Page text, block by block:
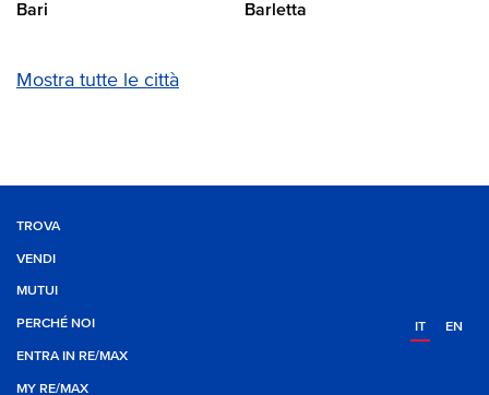
Bari Barletta
Mostra tutte le città
TROVA
VENDI
MUTUI
PERCHÉ NOI
ENTRA IN RE/MAX
MY RE/MAX
IT EN